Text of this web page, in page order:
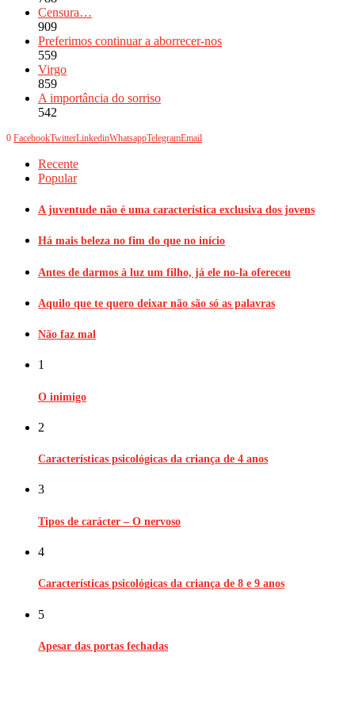
Censura…
909
Preferimos continuar a aborrecer-nos
559
Virgo
859
A importância do sorriso
542
0 FacebookTwitterLinkedinWhatsappTelegramEmail
Recente
Popular
A juventude não é uma característica exclusiva dos jovens
Há mais beleza no fim do que no início
Antes de darmos à luz um filho, já ele no-la ofereceu
Aquilo que te quero deixar não são só as palavras
Não faz mal
1
O inimigo
2
Características psicológicas da criança de 4 anos
3
Tipos de carácter – O nervoso
4
Características psicológicas da criança de 8 e 9 anos
5
Apesar das portas fechadas